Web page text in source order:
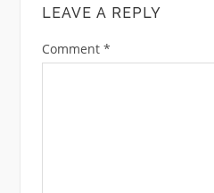
LEAVE A REPLY
Comment *